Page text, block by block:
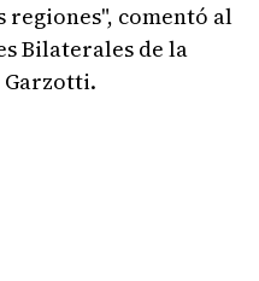
regiones", comentó al
Bilaterales de la
Garzotti.